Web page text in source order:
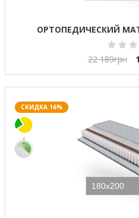
ОРТОПЕДИЧЕСКИЙ
22 189грн
СКИДКА 16%